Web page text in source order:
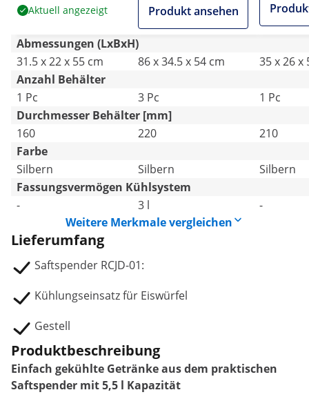
Catering
Aktuell angezeigt Produkt ansehen
Abmessungen (LxBxH)
31.5 x 22 x 55 cm
86 x 34.5 x 54 cm
35 x 26 x
Anzahl Behälter
1 Pc
3 Pc
1 Pc
Durchmesser Behälter [mm]
160
220
210
Farbe
Silbern
Silbern
Silbern
Fassungsvermögen Kühlsystem
-
3 l
-
Weitere Merkmale vergleichen
Lieferumfang
Saftspender RCJD-01:
Kühlungseinsatz für Eiswürfel
Gestell
Produktbeschreibung
Einfach gekühlte Getränke aus dem praktischen
Saftspender mit 5,5 l Kapazität